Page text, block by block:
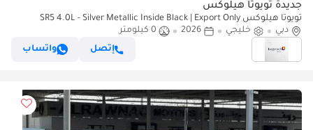
جديدة تويوتا هيلوكس
تويوتا هيلوكس SR5 4.0L - Silver Metallic Inside Black | Export Only
دبي
خليجي 2026
0 كيلومتر
إتصل
واتساب